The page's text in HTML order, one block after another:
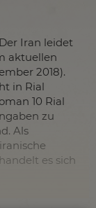
Iran leidet
aktuellen
2018).
in Rial
10 Rial
zu
Als
es sich